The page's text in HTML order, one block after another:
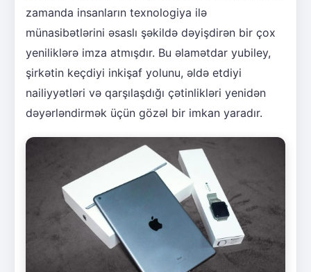
zamanda insanların texnologiya ilə
münasibətlərini əsaslı şəkildə dəyişdirən bir çox
yeniliklərə imza atmışdır. Bu əlamətdar yubiley,
şirkətin keçdiyi inkişaf yolunu, əldə etdiyi
nailiyyətləri və qarşılaşdığı çətinlikləri yenidən
dəyərləndirmək üçün gözəl bir imkan yaradır.